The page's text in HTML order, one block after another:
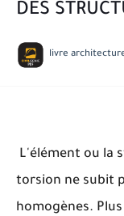
DES
livre
L'élément ou la
torsion ne subit
homogènes.